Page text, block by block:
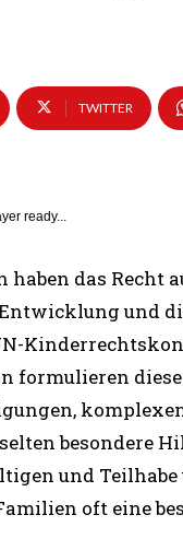
TWITTER
ready...
das Recht
und
formulieren
besondere
und
oft eine